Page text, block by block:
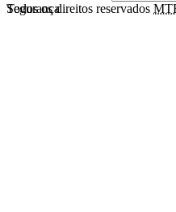
Segurança
Todos os direitos reservados